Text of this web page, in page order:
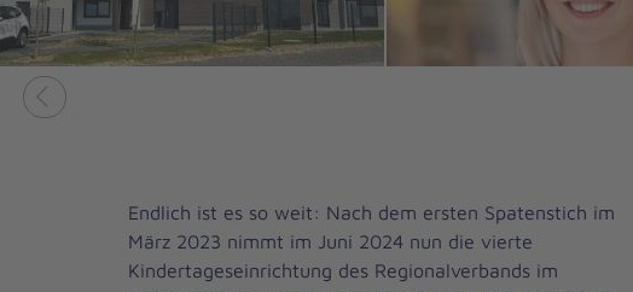
Vorheriges
Endlich ist es so weit: Nach dem ersten Spatenstich im
März 2023 nimmt im Juni 2024 nun die vierte
Kindertageseinrichtung des Regionalverbands im